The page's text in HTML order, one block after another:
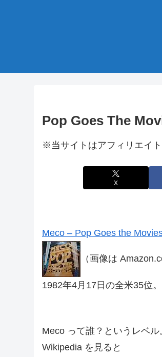
Pop Goes The
※当サイトはアフィリエイ
X
Meco – Pop Goes the
（画像は
1982年4月17日の全米35位。
Meco って誰？というレベル
Wikipedia を見ると